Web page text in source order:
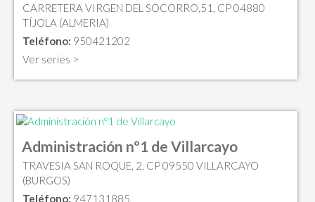
CARRETERA VIRGEN DEL SOCORRO,51, CP 04880
TÍJOLA (ALMERIA)
Teléfono: 950421202
Ver series >
Administración nº1 de Villarcayo
TRAVESIA SAN ROQUE, 2, CP 09550 VILLARCAYO
(BURGOS)
Teléfono: 947131885